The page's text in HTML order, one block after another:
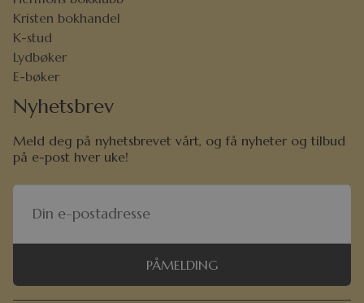
Kristen bokhandel
K-stud
Lydbøker
E-bøker
Nyhetsbrev
Meld deg på nyhetsbrevet vårt, og få nyheter og tilbud
på e-post hver uke!
PÅMELDING